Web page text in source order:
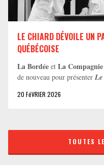
LE CHIARD DÉVOILE UN
QUÉBÉCOISE
La Bordée et La
de nouveau pour présenter
20 FéVRIER 2026
TOUTES